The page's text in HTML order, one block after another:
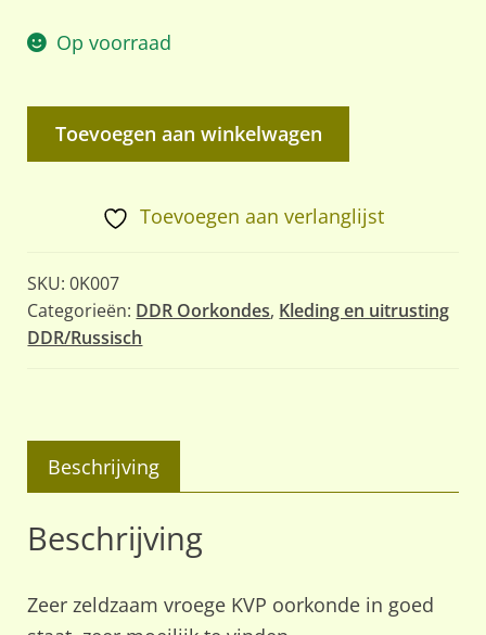
Op voorraad
Volkspolizei
aantal
Toevoegen aan winkelwagen
Toevoegen aan verlanglijst
SKU:0K007
Categorieën: DDR Oorkondes, Kleding en uitrusting
DDR/Russisch
Beschrijving
Beschrijving
Zeer zeldzaam vroege KVP oorkonde in goed